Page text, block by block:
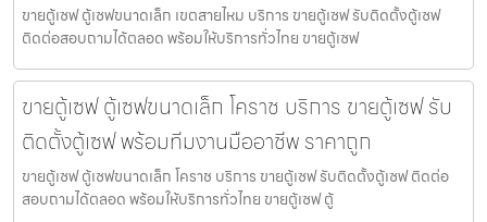
ขายตู้เซฟ ตู้เซฟขนาดเล็ก เขตสายไหม บริการ ขายตู้เซฟ รับติดตั้งตู้เซฟ
ติดต่อสอบถามได้ตลอด พร้อมให้บริการทั่วไทย ขายตู้เซฟ
ขายตู้เซฟ ตู้เซฟขนาดเล็ก โคราช บริการ ขายตู้เซฟ รับ
ติดตั้งตู้เซฟ พร้อมทีมงานมืออาชีพ ราคาถูก
ขายตู้เซฟ ตู้เซฟขนาดเล็ก โคราช บริการ ขายตู้เซฟ รับติดตั้งตู้เซฟ ติดต่อ
สอบถามได้ตลอด พร้อมให้บริการทั่วไทย ขายตู้เซฟ ตู้